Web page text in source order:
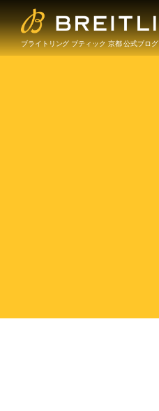
ブライトリング ブティック 京都 公式ブログ